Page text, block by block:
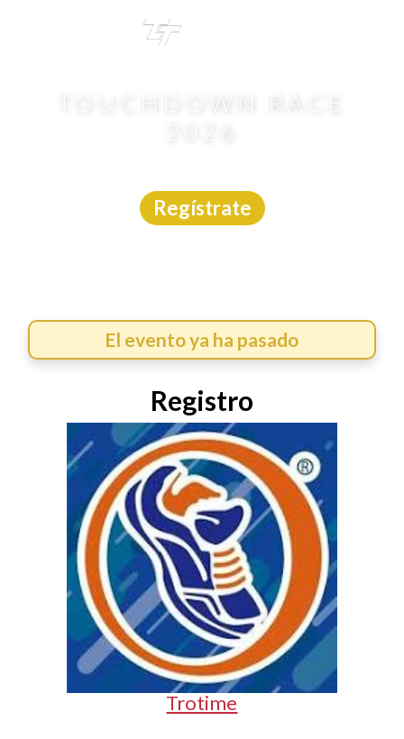
TOUCHDOWN RACE
Regístrate
El evento ya ha pasado
Registro
Trotime